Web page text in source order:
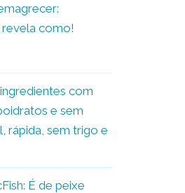
como!
com
e sem
rápida, sem trigo e
É de peixe